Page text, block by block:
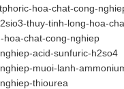
hoa-chat-cong-
thuy-tinh-long-hoa-
hoa-chat-cong-nghiep
acid-sunfuric-h2so4
muoi-lanh-
thiourea